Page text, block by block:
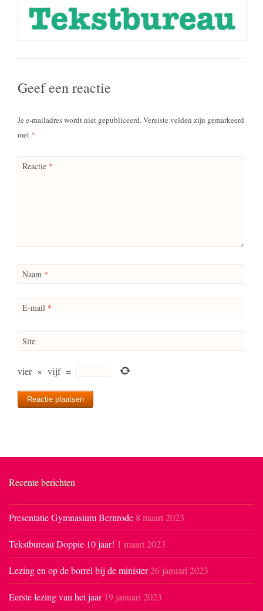
Geef een reactie
Je e-mailadres wordt niet gepubliceerd.Vereiste velden zijn gemarkeerd
met *
Reactie *
Naam *
E-mail *
Site
vier × vijf =
Recente berichten
Presentatie Gymnasium Bernrode 8 maart 2023
Tekstbureau Doppie 10 jaar! 1 maart 2023
Lezing en op de borrel bij de minister26 januari 2023
Eerste lezing van het jaar 19 januari 2023